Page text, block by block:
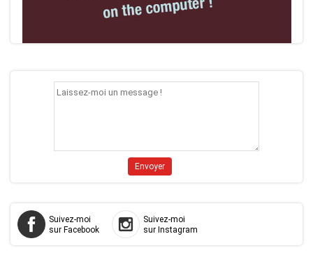
Suivez-moi
sur Facebook
Suivez-moi
sur Instagram